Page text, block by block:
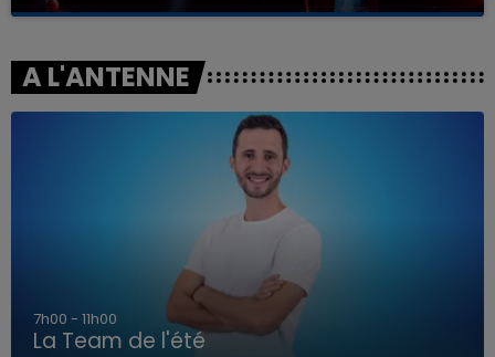
A L'ANTENNE
7h00 - 11h00
La Team de l'été